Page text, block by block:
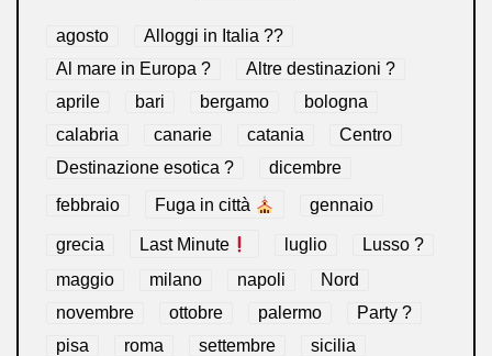
agosto
Alloggi in Italia ??
Al mare in Europa ?️
Altre destinazioni ?
aprile
bari bergamo
bologna
calabria
canarie catania
Centro
Destinazione esotica ?
dicembre
febbraio Fuga in città gennaio
grecia Last Minute luglio
Lusso ?
maggio
milano napoli
Nord
novembre
ottobre palermo
Party ?
pisa
roma settembre
sicilia